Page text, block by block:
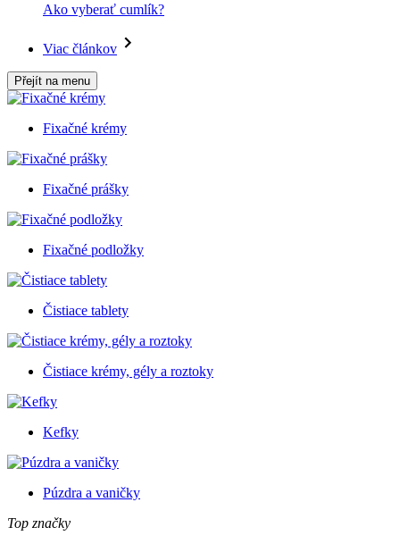
Ako vyberať cumlík?
Viac článkov
Přejít na menu
Fixačné krémy
Fixačné prášky
Fixačné podložky
Čistiace tablety
Čistiace krémy, gély a roztoky
Kefky
Púzdra a vaničky
Top značky